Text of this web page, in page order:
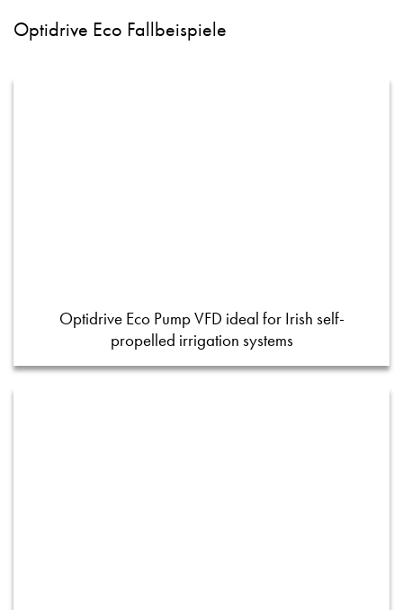
Optidrive Eco Fallbeispiele
Optidrive Eco Pump VFD ideal for Irish self-
propelled irrigation systems